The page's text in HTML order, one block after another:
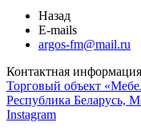
Назад
E-mails
argos-fm@mail.ru
Контактная информация
Торговый объект
Республика Беларусь,
Instagram